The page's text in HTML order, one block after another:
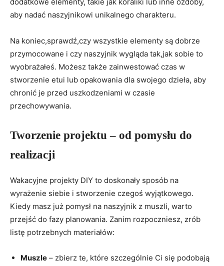
dodatkowe elementy, takie jak koraliki lub inne ozdoby,
aby nadać naszyjnikowi unikalnego charakteru.
Na koniec,sprawdź,czy wszystkie elementy są dobrze
przymocowane i czy naszyjnik wygląda tak,jak sobie to
wyobrażałeś. Możesz także zainwestować czas w
stworzenie etui lub opakowania dla swojego dzieła, aby
chronić je przed uszkodzeniami w czasie
przechowywania.
Tworzenie projektu – od pomysłu do
realizacji
Wakacyjne projekty DIY to doskonały sposób na
wyrażenie siebie i stworzenie czegoś wyjątkowego.
Kiedy masz już pomysł na naszyjnik z muszli, warto
przejść do fazy planowania. Zanim rozpoczniesz, zrób
listę potrzebnych materiałów:
Muszle – zbierz te, które szczególnie Ci się podobają